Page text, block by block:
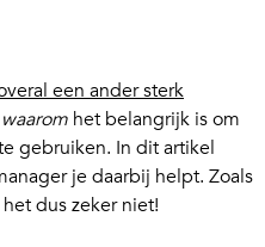
een ander sterk
waarom het belangrijk is om
gebruiken. In dit artikel
je daarbij helpt. Zoals
dus zeker niet!